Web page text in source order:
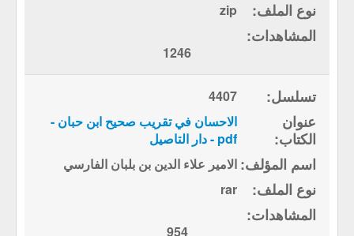
zip
1246
4407
الاحسان في تقريب صحيح ابن حبان -
pdf - دار التاصيل
الامير علاء الدين بن بلبان الفارسي
rar
954